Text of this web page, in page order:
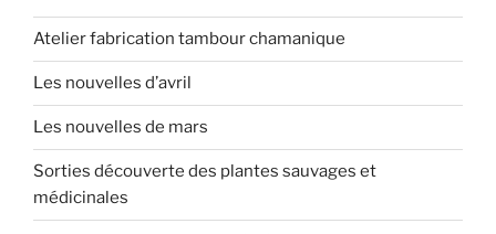
Atelier fabrication tambour chamanique
Les nouvelles d’avril
Les nouvelles de mars
Sorties découverte des plantes sauvages et
médicinales